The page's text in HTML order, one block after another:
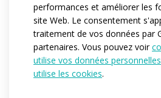
performances et améliorer les
site Web. Le consentement
traitement de vos données par
partenaires. Vous pouvez voir
utilise vos données personnelles
utilise les cookies.
Référence:
at54
Matériau:
espan /mesh
Variantes:
Pánská / Dámská